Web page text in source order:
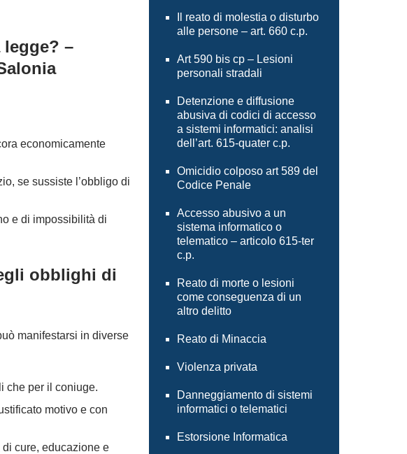
–
economicamente
se sussiste l’obbligo di
e di impossibilità di
obblighi di
manifestarsi in diverse
che per il coniuge.
motivo e con
di cure, educazione e
Il reato di molestia o disturbo
alle persone – art. 660 c.p.
Art 590 bis cp – Lesioni
personali stradali
Detenzione e diffusione
abusiva di codici di accesso
a sistemi informatici: analisi
dell’art. 615-quater c.p.
Omicidio colposo art 589 del
Codice Penale
Accesso abusivo a un
sistema informatico o
telematico – articolo 615-ter
c.p.
Reato di morte o lesioni
come conseguenza di un
altro delitto
Reato di Minaccia
Violenza privata
Danneggiamento di sistemi
informatici o telematici
Estorsione Informatica